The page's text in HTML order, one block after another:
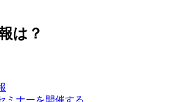
は？
ミナーを開催する